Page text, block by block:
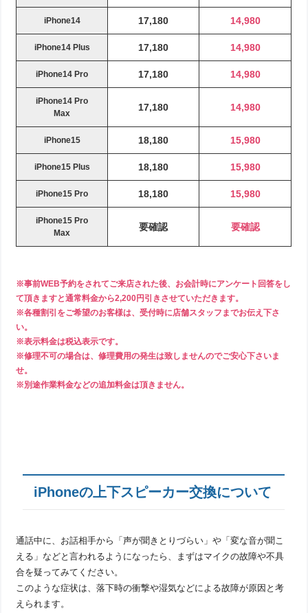
iPhone14 17,180 14,980
iPhone14 Plus 17,180 14,980
iPhone14 Pro 17,180 14,980
iPhone14 Pro
Max
17,180 14,980
iPhone15 18,180 15,980
iPhone15 Plus 18,180 15,980
iPhone15 Pro 18,180 15,980
iPhone15 Pro
Max
要確認 要確認
※事前WEB予約をされてご来店された後、お会計時にアンケート回答をし
て頂きますと通常料金から2,200円引きさせていただきます。
※各種割引をご希望のお客様は、受付時に店舗スタッフまでお伝え下さ
い。
※表示料金は税込表示です。
※修理不可の場合は、修理費用の発生は致しませんのでご安心下さいま
せ。
※別途作業料金などの追加料金は頂きません。
iPhoneの上下スピーカー交換について
通話中に、お話相手から「声が聞きとりづらい」や「変な音が聞こ
える」などと言われるようになったら、まずはマイクの故障や不具
合を疑ってみてください。
このような症状は、落下時の衝撃や湿気などによる故障が原因と考
えられます。